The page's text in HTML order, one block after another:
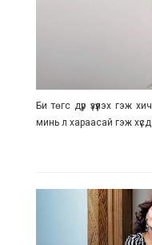
Би төгс дүр үзүүлэх гэж
минь л хараасай гэж